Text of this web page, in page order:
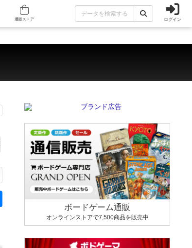
人気ボードゲーム 通販ストア ログイン
ルを読む時間や参加者へのルール説明時間は含まれていないため、初めて
世ファンタジー・クッキング・海賊同士の対決など、ゲームコンセプトを絞
ムに慣れている方向けの絞込機能です。例えば「ダイスロール」はランダ
ボードゲーム通販
オンラインストアで7,500商品を販売中